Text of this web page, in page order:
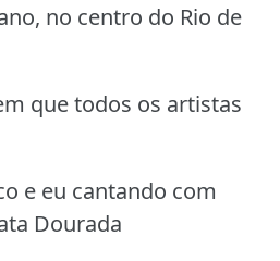
no centro do Rio de
que todos os artistas
e eu cantando com
Dourada